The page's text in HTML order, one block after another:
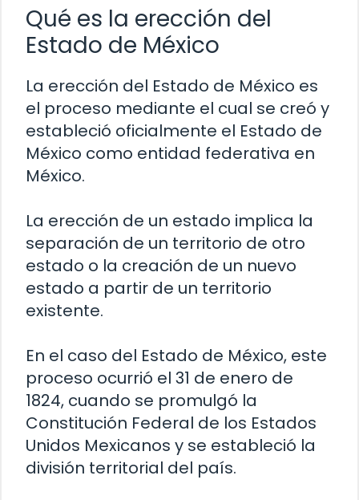
Qué es la erección del
Estado de México
La erección del Estado de México es
el proceso mediante el cual se creó y
estableció oficialmente el Estado de
México como entidad federativa en
México.
La erección de un estado implica la
separación de un territorio de otro
estado o la creación de un nuevo
estado a partir de un territorio
existente.
En el caso del Estado de México, este
proceso ocurrió el 31 de enero de
1824, cuando se promulgó la
Constitución Federal de los Estados
Unidos Mexicanos y se estableció la
división territorial del país.